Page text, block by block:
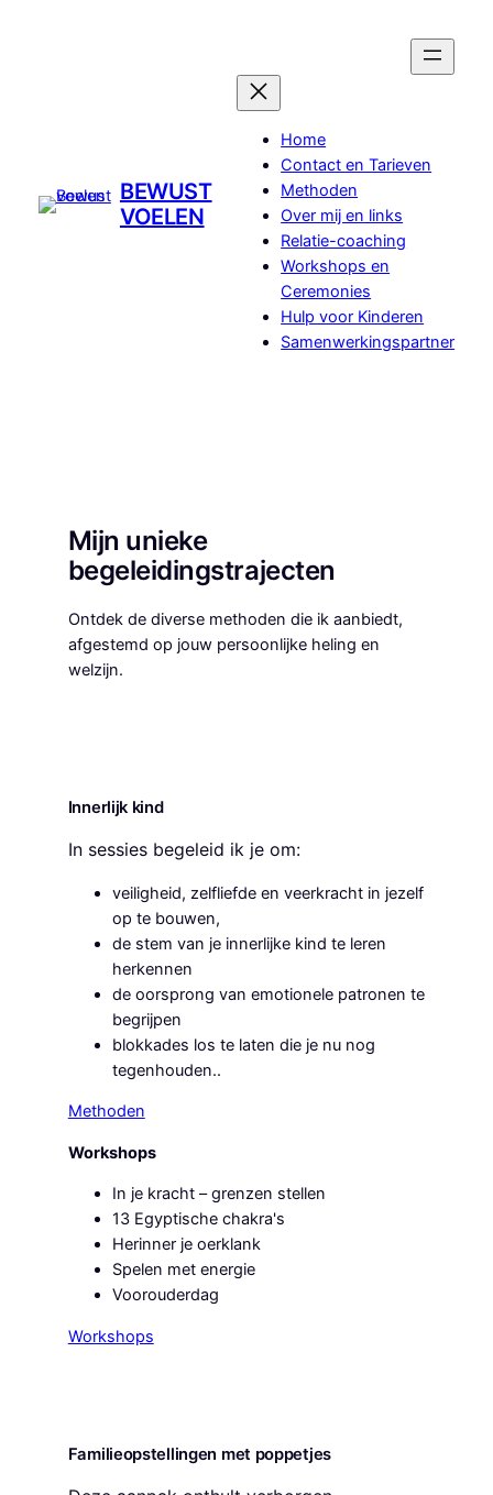
BEWUST
VOELEN
Home
Contact en Tarieven
Methoden
Over mij en links
Relatie-coaching
Workshops en
Ceremonies
Hulp voor Kinderen
Samenwerkingspartner
Mijn unieke
begeleidingstrajecten
Ontdek de diverse methoden die ik aanbiedt,
afgestemd op jouw persoonlijke heling en
welzijn.
Innerlijk kind
In sessies begeleid ik je om:
veiligheid, zelfliefde en veerkracht in jezelf
op te bouwen,
de stem van je innerlijke kind te leren
herkennen
de oorsprong van emotionele patronen te
begrijpen
blokkades los te laten die je nu nog
tegenhouden..
Methoden
Workshops
In je kracht – grenzen stellen
13 Egyptische chakra's
Herinner je oerklank
Spelen met energie
Voorouderdag
Workshops
Familieopstellingen met poppetjes